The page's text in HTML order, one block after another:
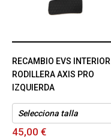
RECAMBIO EVS INTERIOR
RODILLERA AXIS PRO
IZQUIERDA
45,00 €